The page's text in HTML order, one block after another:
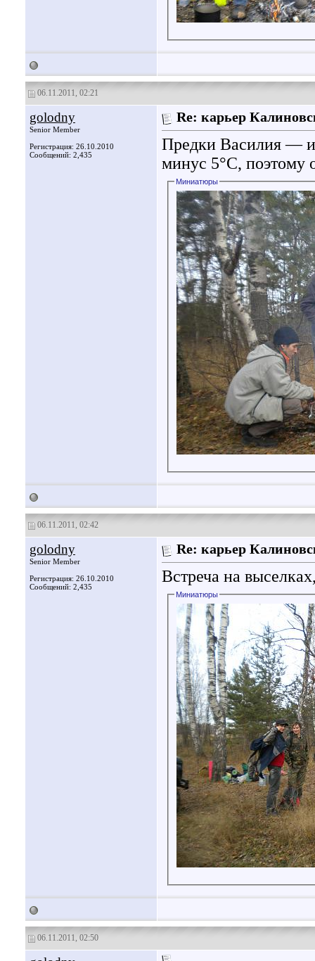
06.11.2011, 02:21
golodny
Senior Member
Регистрация: 26.10.2010
Сообщений: 2,435
Re: карьер
Предки Василия —
минус 5°С, поэтому
Миниатюры
06.11.2011, 02:42
golodny
Senior Member
Регистрация: 26.10.2010
Сообщений: 2,435
Re: карьер
Встреча на
Миниатюры
06.11.2011, 02:50